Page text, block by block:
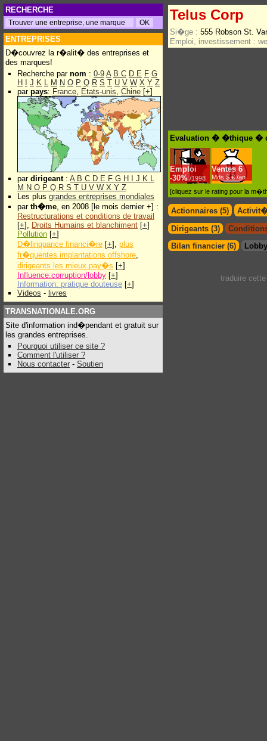
RECHERCHE
ENTREPRISES
D�couvrez la r�alit� des entreprises et
des marques!
Recherche par nom : 0-9 A B C D E F G
H
J K L M N O P Q R S T U V W X Y Z
par pays: France, Etats-unis, Chine [+]
par dirigeant: A B C D E F G H J K L
M N O P Q R S T U V W X Y Z
Les plus grandes entreprises mondiales
par th�me, en 2008 [le mois dernier +] :
Restructurations et conditions de travail
[+], Droits Humains et blanchiment [+]
Pollution [+]
D�linquance financi�re [+], plus
fr�quentes implantations offshore,
dirigeants les mieux pay�s [+]
Influence:corruption/lobby [+]
Information: pratique douteuse [+]
Videos - livres
TRANSNATIONALE.ORG
Site d'information ind�pendant et gratuit sur
les grandes entreprises.
Pourquoi utiliser ce site ?
Comment l'utiliser ?
Nous contacter - Soutien
Telus Corp
Si�ge : 555 Robson St.
Emploi, investissement :
Evaluation � �thique �
Emploi
-30% /1998
Ventes 6
Mds $.€ /an
[cliquez sur le rating pour la
Actionnaires (5)
Dirigeants (3)
Bilan financier (6)
traduire